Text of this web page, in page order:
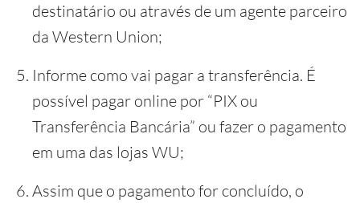
destinatário ou através de um agente parceiro
da Western Union;
Informe como vai pagar a transferência. É
possível pagar online por “PIX ou
Transferência Bancária” ou fazer o pagamento
em uma das lojas WU;
Assim que o pagamento for concluído, o